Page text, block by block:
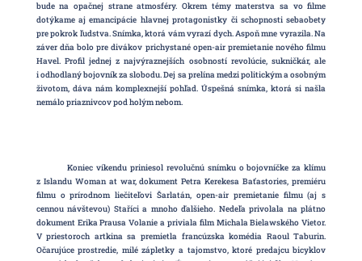
bude na opačnej strane atmosféry. Okrem témy materstva sa vo filme
dotýkame aj emancipácie hlavnej protagonistky či schopnosti sebaobety
pre pokrok ľudstva. Snímka, ktorá vám vyrazí dych. Aspoň mne vyrazila. Na
záver dňa bolo pre divákov prichystané open-air premietanie nového filmu
Havel. Profil jednej z najvýraznejších osobností revolúcie, sukničkár, ale
i odhodlaný bojovník za slobodu. Dej sa prelína medzi politickým a osobným
životom, dáva nám komplexnejší pohľad. Úspešná snímka, ktorá si našla
nemálo priaznivcov pod holým nebom.
Koniec víkendu priniesol revolučnú snímku o bojovníčke za klímu
z Islandu Woman at war, dokument Petra Kerekesa Baťastories, premiéru
filmu o prírodnom liečiteľovi Šarlatán, open-air premietanie filmu (aj s
cennou návštevou) Staříci a mnoho ďalšieho. Nedeľa privolala na plátno
dokument Erika Prausa Volanie a priviala film Michala Bielawského Vietor.
V priestoroch artkina sa premietla francúzska komédia Raoul Taburin.
Očarujúce prostredie, milé zápletky a tajomstvo, ktoré predajcu bicyklov